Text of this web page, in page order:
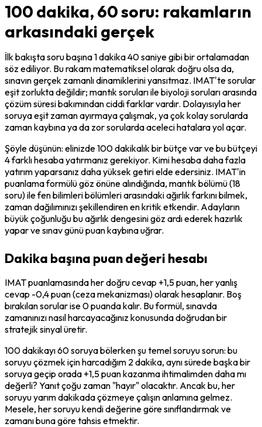
100 dakika, 60 soru: rakamların
arkasındaki gerçek
İlk bakışta soru başına 1 dakika 40 saniye gibi bir ortalamadan
söz ediliyor. Bu rakam matematiksel olarak doğru olsa da,
sınavın gerçek zamanlı dinamiklerini yansıtmaz. IMAT'te sorular
eşit zorlukta değildir; mantık soruları ile biyoloji soruları arasında
çözüm süresi bakımından ciddi farklar vardır. Dolayısıyla her
soruya eşit zaman ayırmaya çalışmak, ya çok kolay sorularda
zaman kaybına ya da zor sorularda aceleci hatalara yol açar.
Şöyle düşünün: elinizde 100 dakikalık bir bütçe var ve bu bütçeyi
4 farklı hesaba yatırmanız gerekiyor. Kimi hesaba daha fazla
yatırım yaparsanız daha yüksek getiri elde edersiniz. IMAT'in
puanlama formülü göz önüne alındığında, mantık bölümü (18
soru) ile fen bilimleri bölümleri arasındaki ağırlık farkını bilmek,
zaman dağılımınızı şekillendiren en kritik etkendir. Adayların
büyük çoğunluğu bu ağırlık dengesini göz ardı ederek hazırlık
yapar ve sınav günü puan kaybına uğrar.
Dakika başına puan değeri hesabı
IMAT puanlamasında her doğru cevap +1,5 puan, her yanlış
cevap -0,4 puan (ceza mekanizması) olarak hesaplanır. Boş
bırakılan sorular ise 0 puanda kalır. Bu formül, sınavda
zamanınızı nasıl harcayacağınız konusunda doğrudan bir
stratejik sinyal üretir.
100 dakikayı 60 soruya bölerken şu temel soruyu sorun: bu
soruyu çözmek için harcadığım 2 dakika, aynı sürede başka bir
soruya geçip orada +1,5 puan kazanma ihtimalimden daha mı
değerli? Yanıt çoğu zaman "hayır" olacaktır. Ancak bu, her
soruyu yarım dakikada çözmeye çalışın anlamına gelmez.
Mesele, her soruyu kendi değerine göre sınıflandırmak ve
zamanı buna göre tahsis etmektir.